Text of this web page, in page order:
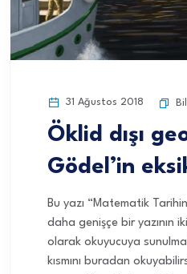
31 Ağustos 2018
Öklid dışı
Gödel’in
Bu yazı “Matematik
daha genişçe bir yazının
olarak okuyucuya
kısmını buradan